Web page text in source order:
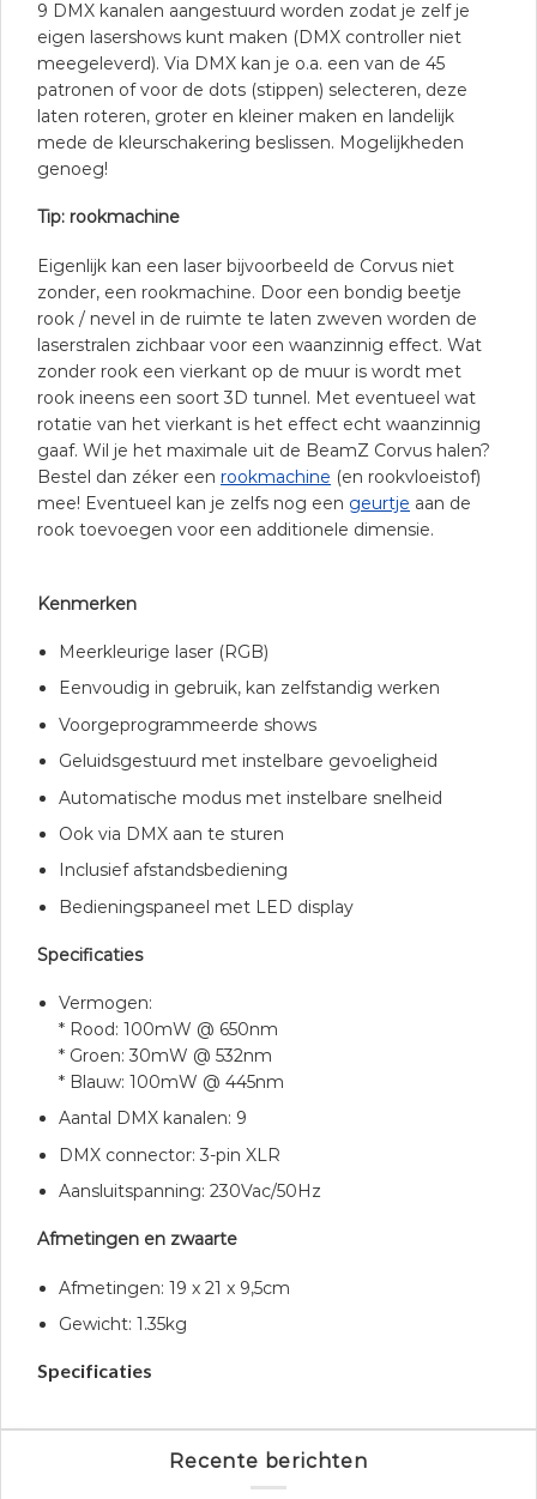
9 DMX kanalen aangestuurd worden zodat je zelf je
eigen lasershows kunt maken (DMX controller niet
meegeleverd). Via DMX kan je o.a. een van de 45
patronen of voor de dots (stippen) selecteren, deze
laten roteren, groter en kleiner maken en landelijk
mede de kleurschakering beslissen. Mogelijkheden
genoeg!
Tip: rookmachine
Eigenlijk kan een laser bijvoorbeeld de Corvus niet
zonder, een rookmachine. Door een bondig beetje
rook / nevel in de ruimte te laten zweven worden de
laserstralen zichbaar voor een waanzinnig effect. Wat
zonder rook een vierkant op de muur is wordt met
rook ineens een soort 3D tunnel. Met eventueel wat
rotatie van het vierkant is het effect echt waanzinnig
gaaf. Wil je het maximale uit de BeamZ Corvus halen?
Bestel dan zéker een rookmachine (en rookvloeistof)
mee! Eventueel kan je zelfs nog een geurtje aan de
rook toevoegen voor een additionele dimensie.
Kenmerken
Meerkleurige laser (RGB)
Eenvoudig in gebruik, kan zelfstandig werken
Voorgeprogrammeerde shows
Geluidsgestuurd met instelbare gevoeligheid
Automatische modus met instelbare snelheid
Ook via DMX aan te sturen
Inclusief afstandsbediening
Bedieningspaneel met LED display
Specificaties
Vermogen:
* Rood: 100mW @ 650nm
* Groen: 30mW @ 532nm
* Blauw: 100mW @ 445nm
Aantal DMX kanalen: 9
DMX connector: 3-pin XLR
Aansluitspanning: 230Vac/50Hz
Afmetingen en zwaarte
Afmetingen: 19 x 21 x 9,5cm
Gewicht: 1.35kg
Specificaties
Recente berichten